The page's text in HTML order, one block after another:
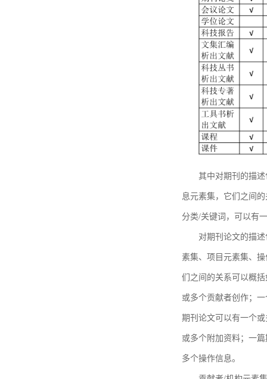
其中对期刊的描
息元素集，它们之间
分类/关键词，可以有
对期刊论文的描
素集、项目元素集、
们之间的关系可以概
或多个贡献者创作；
期刊论文可以有一个
或多个附加资料；一
多个操作信息。